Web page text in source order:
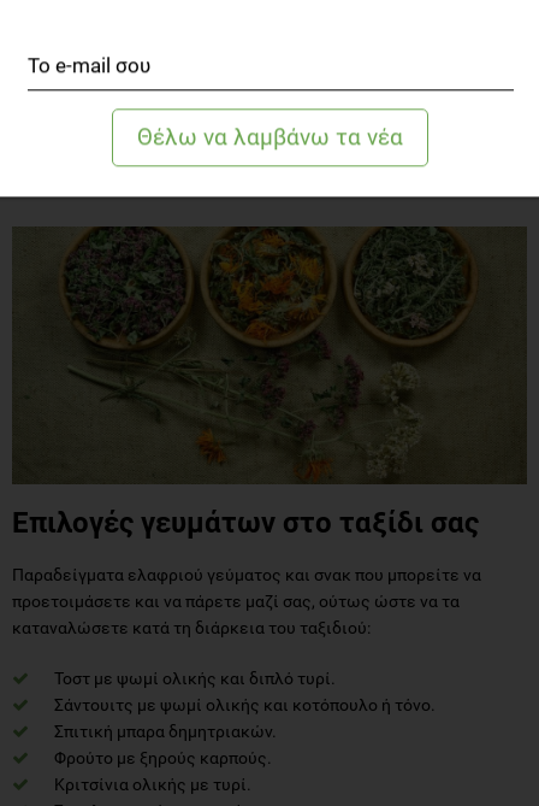
να επιβραδύνουν την απορρόφηση της γλυκόζης και να οδηγήσουν
σε υπεργλυκαιμία ώρες μετά το γεύμα.
Προσθέστε κάποιο φρέσκο τρόφιμο στο πιάτο.
Μην ξεχάσετε την κατανάλωση λαχανικών μαζί με κάθε γεύμα που
Επιλογές γευμάτων στο ταξίδι σας
Παραδείγματα ελαφριού γεύματος και σνακ που μπορείτε να
προετοιμάσετε και να πάρετε μαζί σας, ούτως ώστε να τα
καταναλώσετε κατά τη διάρκεια του ταξιδιού:
Τοστ με ψωμί ολικής και διπλό τυρί.
Σάντουιτς με ψωμί ολικής και κοτόπουλο ή τόνο.
Σπιτική μπαρα δημητριακών.
Φρούτο με ξηρούς καρπούς.
Κριτσίνια ολικής με τυρί.